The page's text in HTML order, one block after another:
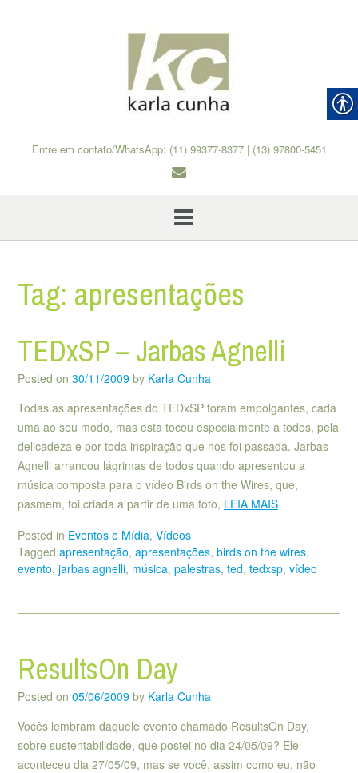
Entre em contato/WhatsApp: (11) 99377-8377 | (13) 97800-5451
Tag: apresentações
TEDxSP – Jarbas Agnelli
Posted on 30/11/2009 by Karla Cunha
Todas as apresentações do TEDxSP foram empolgantes, cada
uma ao seu modo, mas esta tocou especialmente a todos, pela
delicadeza e por toda inspiração que nos foi passada. Jarbas
Agnelli arrancou lágrimas de todos quando apresentou a
música composta para o vídeo Birds on the Wires, que,
pasmem, foi criada a partir de uma foto, LEIA MAIS
Posted in Eventos e Mídia, Vídeos
Tagged apresentação, apresentações, birds on the wires,
evento, jarbas agnelli, música, palestras, ted, tedxsp, vídeo
ResultsOn Day
Posted on 05/06/2009 by Karla Cunha
Vocês lembram daquele evento chamado ResultsOn Day,
sobre sustentabilidade, que postei no dia 24/05/09? Ele
aconteceu dia 27/05/09, mas se você, assim como eu, não